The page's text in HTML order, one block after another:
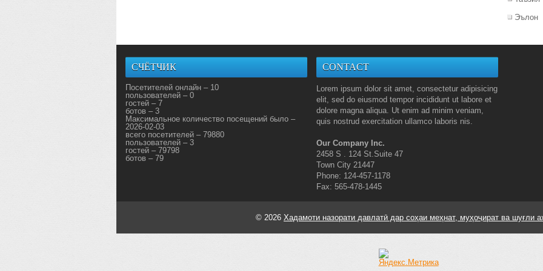
Эълон
СЧЁТЧИК
Посетителей онлайн – 10
пользователей – 0
гостей – 7
ботов – 3
Максимальное количество посещений было –
2026-02-03
всего посетителей – 79880
пользователей – 3
гостей – 79798
ботов – 79
CONTACT
Lorem ipsum dolor sit amet, consectetur adipisicing
elit, sed do eiusmod tempor incididunt ut labore et
dolore magna aliqua. Ut enim ad minim veniam,
quis nostrud exercitation ullamco laboris nis.
Our Company Inc.
2458 S . 124 St.Suite 47
Town City 21447
Phone: 124-457-1178
Fax: 565-478-1445
© 2026 Хадамоти назорати давлатӣ дар соҳаи меҳнат, муҳоҷират ва шуғли